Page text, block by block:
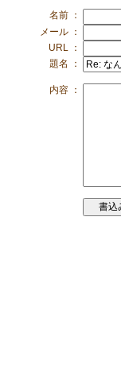
名前 ：
メール ：
URL ：
題名 ：
内容 ：